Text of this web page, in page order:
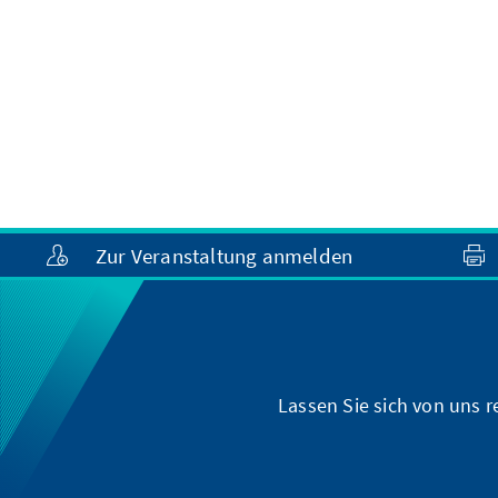
Zur Veranstaltung anmelden
Lassen Sie sich von uns